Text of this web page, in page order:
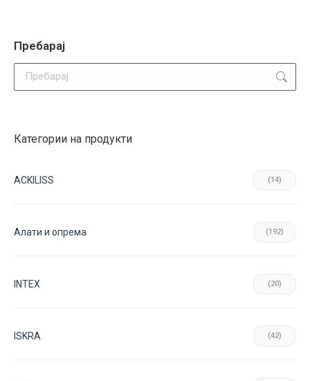
Пребарај
Категории на продукти
ACKILISS (14)
Aлати и опрема (192)
INTEX (20)
ISKRA (42)